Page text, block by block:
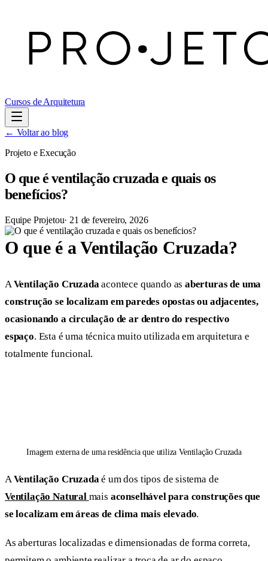
Cursos de Arquitetura
← Voltar ao blog
Projeto e Execução
O que é ventilação cruzada e quais os
benefícios?
Equipe Projetou· 21 de fevereiro, 2026
O que é a Ventilação Cruzada?
A Ventilação Cruzada acontece quando as aberturas de uma
construção se localizam em paredes opostas ou adjacentes,
ocasionando a circulação de ar dentro do respectivo
espaço. Esta é uma técnica muito utilizada em arquitetura e
totalmente funcional.
Imagem externa de uma residência que utiliza Ventilação Cruzada
AVentilação Cruzadaé um dos tipos de sistema de
Ventilação Natural mais aconselhável para construções que
se localizam em áreas de clima mais elevado.
As aberturas localizadas e dimensionadas de forma correta,